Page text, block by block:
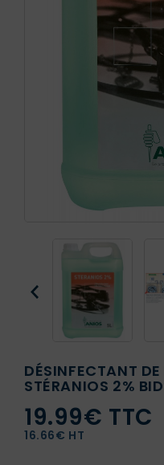
DÉSINFECTANT
STÉRANIOS 2%
19.99€ TTC
16.66€ HT